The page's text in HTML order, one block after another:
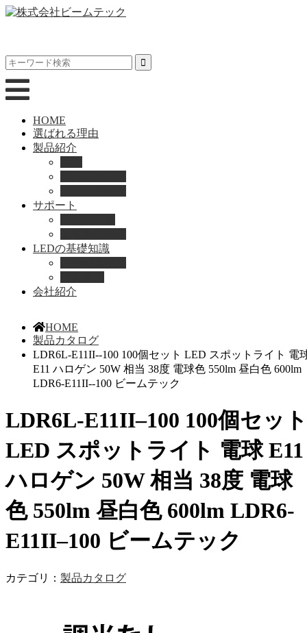
HOME
選ばれる理由
製品紹介
サポート
LEDの基礎知識
会社紹介
HOME
製品カタログ
LDR6L-E11II--100 100個セット LED スポットライト 電
E11 ハロゲン 50W 相当 38度 電球色 550lm 昼白色 600lm
LDR6-E11II--100 ビームテック
LDR6L-E11II–100 100個セット
LED スポットライト 電球 E11
ハロゲン 50W 相当 38度 電球
色 550lm 昼白色 600lm LDR6-
E11II–100 ビームテック
カテゴリ： 製品カタログ